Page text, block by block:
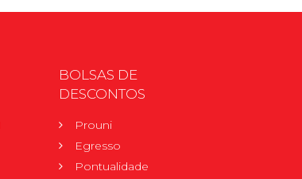
BOLSAS DE
DESCONTOS
Prouni
Egresso
Pontualidade